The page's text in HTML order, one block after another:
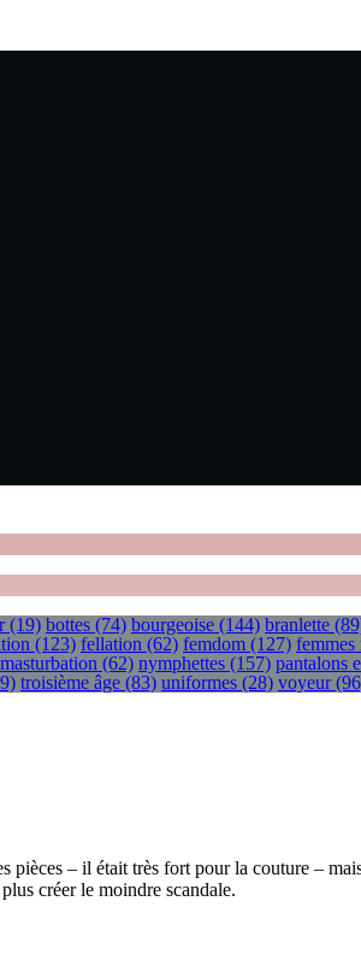
(19) bottes (74) bourgeoise (144) branlette
(123) fellation (62) femdom (127) femmes
masturbation (62) nymphettes (157) pantalons
troisième âge (83) uniformes (28) voyeur
pièces – il était très fort pour la couture –
créer le moindre scandale.